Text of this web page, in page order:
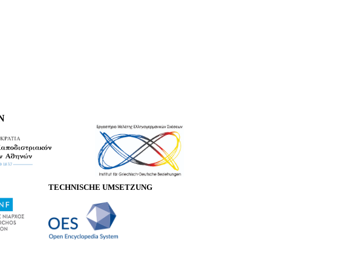
TECHNISCHE UMSETZUNG